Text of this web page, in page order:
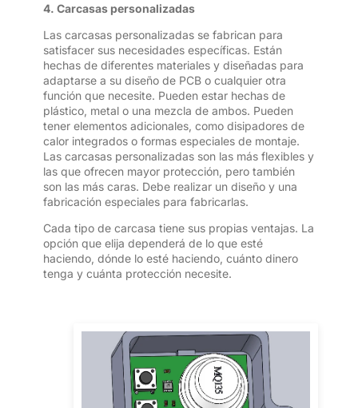
4. Carcasas personalizadas
Las carcasas personalizadas se fabrican para
satisfacer sus necesidades específicas. Están
hechas de diferentes materiales y diseñadas para
adaptarse a su diseño de PCB o cualquier otra
función que necesite. Pueden estar hechas de
plástico, metal o una mezcla de ambos. Pueden
tener elementos adicionales, como disipadores de
calor integrados o formas especiales de montaje.
Las carcasas personalizadas son las más flexibles y
las que ofrecen mayor protección, pero también
son las más caras. Debe realizar un diseño y una
fabricación especiales para fabricarlas.
Cada tipo de carcasa tiene sus propias ventajas. La
opción que elija dependerá de lo que esté
haciendo, dónde lo esté haciendo, cuánto dinero
tenga y cuánta protección necesite.